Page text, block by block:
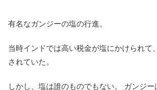
有名なガンジーの塩の行進。
当時インドでは高い税金が塩にかけられて
されていた。
しかし、塩は誰のものでもない。 ガンジ